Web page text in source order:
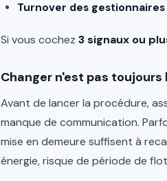
Turnover des gestionnaires
Si vous cochez 3 signaux ou
Changer n'est pas toujours
Avant de lancer la procédure,
manque de communication.
mise en demeure suffisent à
énergie, risque de période de